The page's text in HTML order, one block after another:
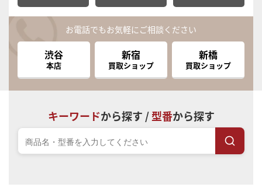
お電話でもお気軽にご相談ください
渋谷
本店
新宿
買取ショップ
新橋
買取ショップ
キーワードから探す /型番から探す